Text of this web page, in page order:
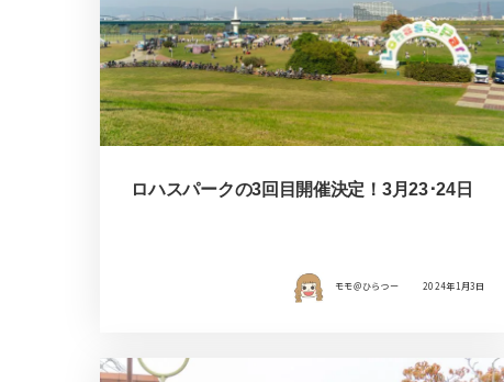
ロハスパークの3回目開催決定！3月23･24日
モモ＠ひらつー 2024年1月3日